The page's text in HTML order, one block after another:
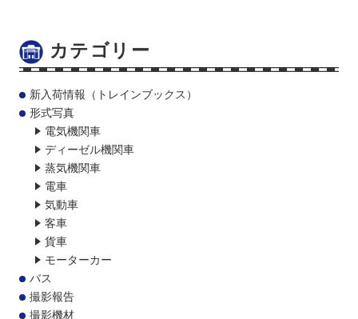
カテゴリー
新入荷情報（トレインブックス）
形式写真
電気機関車
ディーゼル機関車
蒸気機関車
電車
気動車
客車
貨車
モーターカー
バス
撮影報告
撮影機材